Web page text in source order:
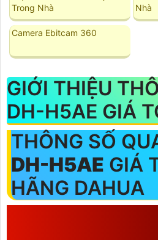
Trong Nhà
Nhà
Camera Ebitcam 360
GIỚI THIỆU
DH-H5AE GIÁ
THÔNG SỐ
DH-H5AE GIÁ
HÃNG DAHUA